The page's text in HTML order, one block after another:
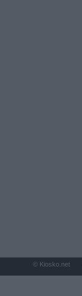
© Kiosko.net